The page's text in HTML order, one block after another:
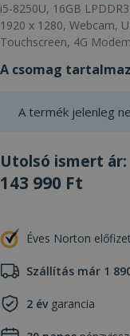
i5-8250U, 16GB
1920 x 1280, Webcam,
Touchscreen, 4G
A csomag
A termék jelenleg
Utolsó ismert ár:
143 990 Ft
Éves Norton
Szállítás már 1
2 évgarancia